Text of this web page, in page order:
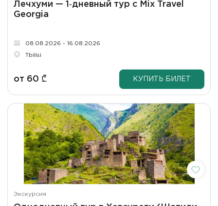
Лечхуми — 1‑дневный тур с Mix Travel
Georgia
08.08.2026 - 16.08.2026
Tbilisi
от 60 ₾ КУПИТЬ БИЛЕТ
Экскурсия